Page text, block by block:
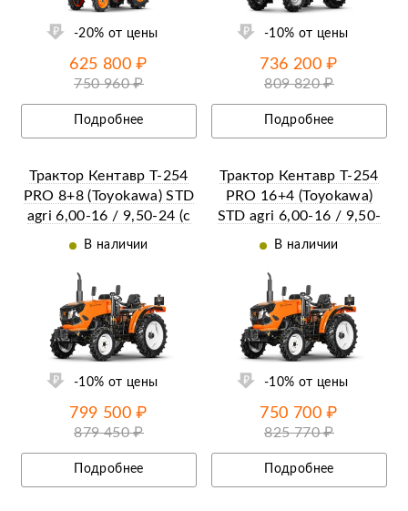
-20% от цены
625 800 ₽
750 960 ₽
Подробнее
-10% от цены
736 200 ₽
809 820 ₽
Подробнее
Трактор Кентавр Т-254
PRO 8+8 (Toyokawa) STD
agri 6,00-16 / 9,50-24 (с
ПСМ)
В наличии
-10% от цены
799 500 ₽
879 450 ₽
Подробнее
Трактор Кентавр Т-254
PRO 16+4 (Toyokawa)
STD agri 6,00-16 / 9,50-
24 (с ПСМ)
В наличии
Ещё 24 фотографии
-10% от цены
750 700 ₽
825 770 ₽
Подробнее